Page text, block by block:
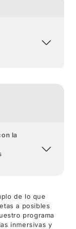
la
de lo que
a posibles
programa
inmersivas y